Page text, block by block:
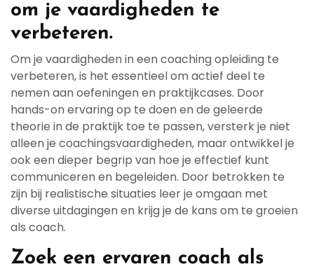
om je vaardigheden te
verbeteren.
Om je vaardigheden in een coaching opleiding te
verbeteren, is het essentieel om actief deel te
nemen aan oefeningen en praktijkcases. Door
hands-on ervaring op te doen en de geleerde
theorie in de praktijk toe te passen, versterk je niet
alleen je coachingsvaardigheden, maar ontwikkel je
ook een dieper begrip van hoe je effectief kunt
communiceren en begeleiden. Door betrokken te
zijn bij realistische situaties leer je omgaan met
diverse uitdagingen en krijg je de kans om te groeien
als coach.
Zoek een ervaren coach als